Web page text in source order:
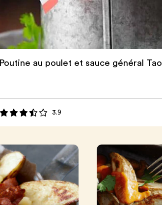
Poutine au poulet et sauce général Tao
3.9